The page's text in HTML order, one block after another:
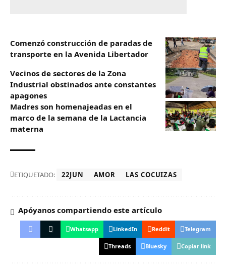
​Comenzó construcción de paradas de
transporte en la Avenida Libertador
Vecinos de sectores de la Zona
Industrial obstinados ante constantes
apagones
Madres son homenajeadas en el
marco de la semana de la Lactancia
materna
ETIQUETADO: 22JUN AMOR LAS COCUIZAS
Apóyanos compartiendo este artículo
Whatsapp LinkedIn Reddit Telegram
Threads Bluesky Copiar link